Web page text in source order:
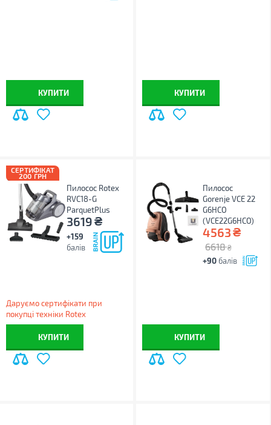
КУПИТИ КУПИТИ
СЕРТИФІКАТ
200 ГРН
Пилосос Rotex
RVC18-G
ParquetPlus
3619₴
+159
балів
Даруємо сертифікати при
покупці техніки Rotex
КУПИТИ
Пилосос
Gorenje VCE 22
G6HCO
(VCE22G6HCO)
4563₴
6618 ₴
+90 балів
КУПИТИ